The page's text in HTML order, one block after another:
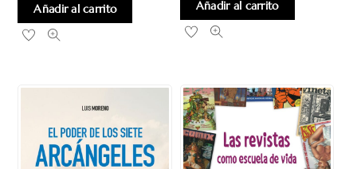
Añadir al carrito Añadir al carrito